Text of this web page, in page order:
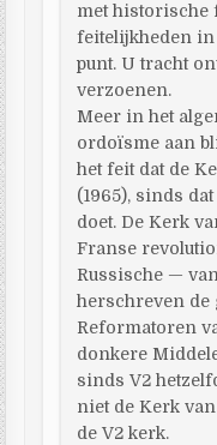
met historische
feitelijkheden in
punt. U tracht
verzoenen.
Meer in het
ordoïsme aan
het feit dat de
(1965), sinds
doet. De Kerk
Franse
Russische —
herschreven de
Reformatoren
donkere
sinds V2
niet de Kerk
de V2 kerk.